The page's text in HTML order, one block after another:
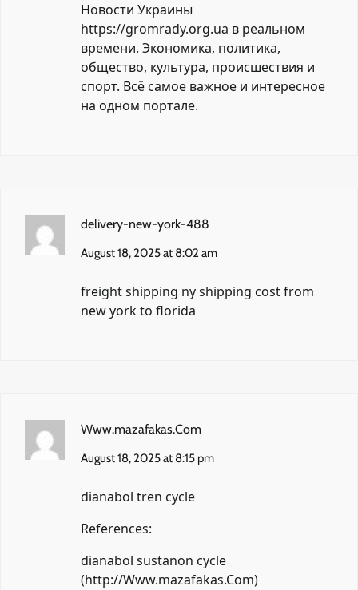
Новости Украины
https://gromrady.org.ua в реальном
времени. Экономика, политика,
общество, культура, происшествия и
спорт. Всё самое важное и интересное
на одном портале.
delivery-new-york-488
August 18, 2025 at 8:02 am
freight shipping nyshipping cost from
new york to florida
Www.mazafakas.Com
August 18, 2025 at 8:15 pm
dianabol tren cycle
References:
dianabol sustanon cycle
(http://Www.mazafakas.Com)